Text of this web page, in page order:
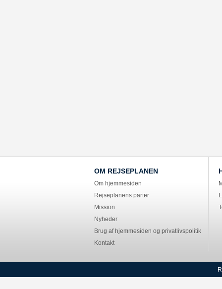
OM REJSEPLANEN
Om hjemmesiden
Rejseplanens parter
Mission
Nyheder
Brug af hjemmesiden og privatlivspolitik
Kontakt